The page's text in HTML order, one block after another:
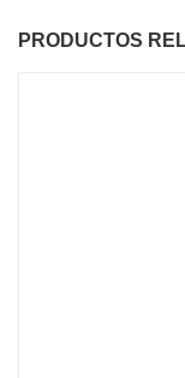
PRODUCTOS